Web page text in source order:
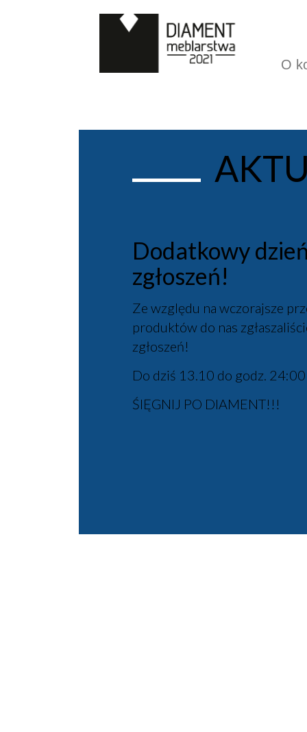
O
Dodatkowy
zgłoszeń!
Ze względu na wczorajsze
produktów do nas
zgłoszeń!
Do dziś 13.10 do godz.
ŚIĘGNIJ PO DIAMENT!!!